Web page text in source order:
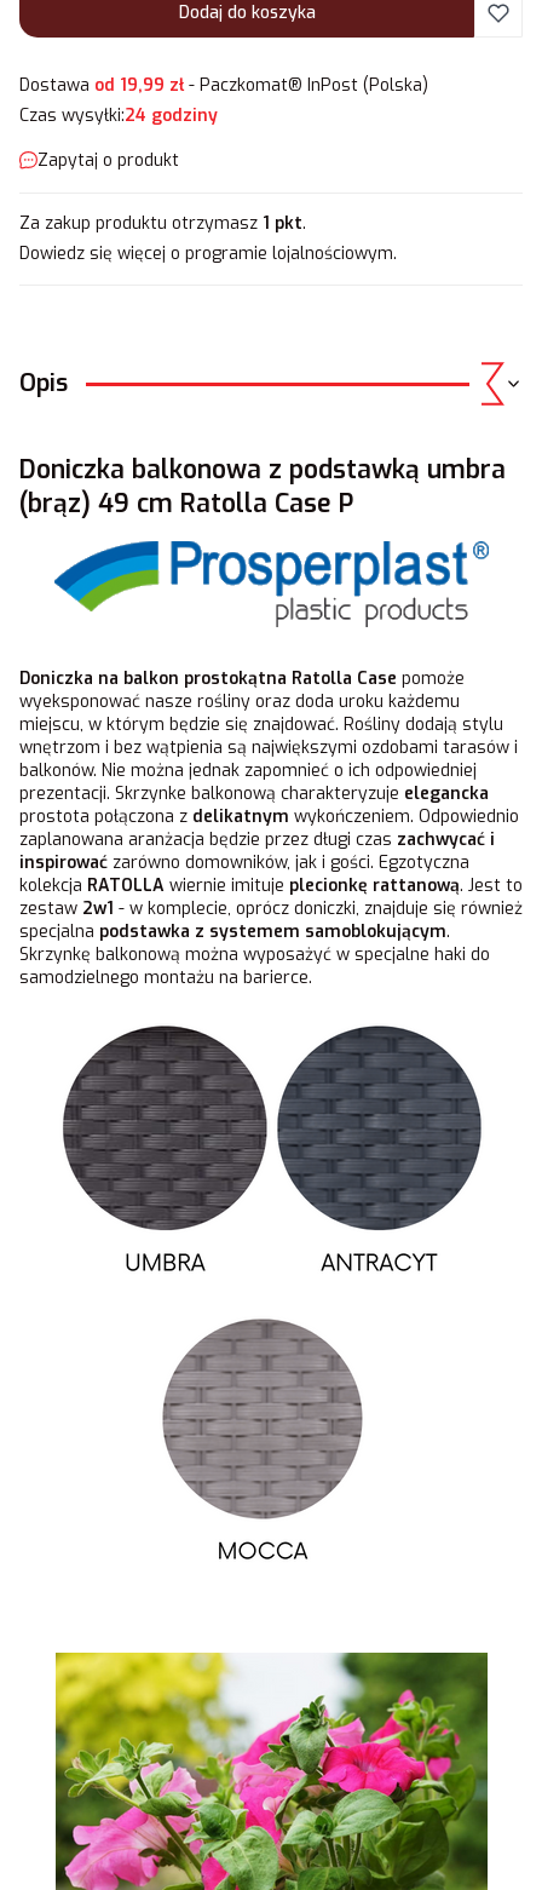
Dodaj do koszyka
Dostawa od 19,99 zł- Paczkomat® InPost (Polska)
Czas wysyłki:24 godziny
Zapytaj o produkt
Za zakup produktu otrzymasz 1 pkt.
Dowiedz się więcej o programie lojalnościowym.
Opis
Doniczka balkonowa z podstawką umbra
(brąz) 49 cm Ratolla Case P
Doniczka na balkon prostokątna Ratolla Case pomoże
wyeksponować nasze rośliny oraz doda uroku każdemu
miejscu, w którym będzie się znajdować. Rośliny dodają stylu
wnętrzom i bez wątpienia są największymi ozdobami tarasów i
balkonów. Nie można jednak zapomnieć o ich odpowiedniej
prezentacji. Skrzynke balkonową charakteryzuje elegancka
prostota połączona z delikatnym wykończeniem. Odpowiednio
zaplanowana aranżacja będzie przez długi czas zachwycać i
inspirować zarówno domowników, jak i gości. Egzotyczna
kolekcja RATOLLA wiernie imituje plecionkę rattanową. Jest to
zestaw 2w1 - w komplecie, oprócz doniczki, znajduje się również
specjalna podstawka z systemem samoblokującym.
Skrzynkę balkonową można wyposażyć w specjalne haki do
samodzielnego montażu na barierce.